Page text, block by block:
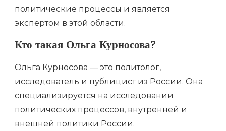
политические процессы и является
экспертом в этой области.
Кто такая Ольга Курносова?
Ольга Курносова — это политолог,
исследователь и публицист из России. Она
специализируется на исследовании
политических процессов, внутренней и
внешней политики России.